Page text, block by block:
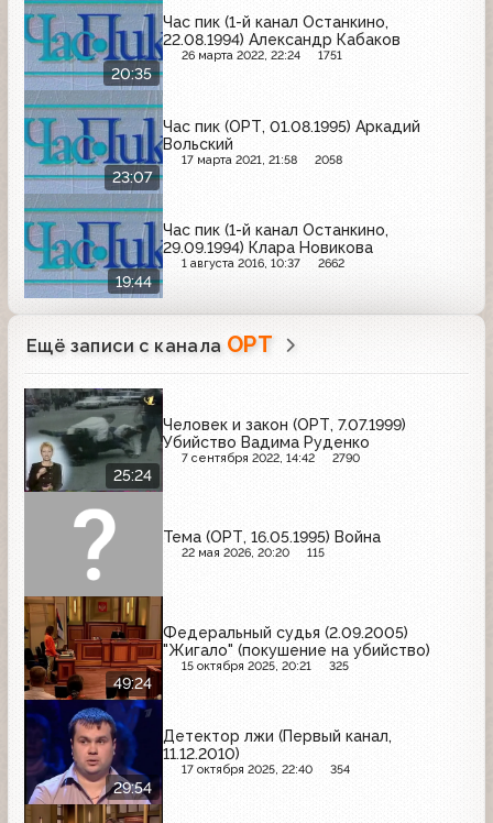
20:35
Час пик (1-й канал Останкино,
22.08.1994) Александр Кабаков
26 марта 2022, 22:24 1751
23:07
Час пик (ОРТ, 01.08.1995) Аркадий
Вольский
17 марта 2021, 21:58 2058
19:44
Час пик (1-й канал Останкино,
29.09.1994) Клара Новикова
1 августа 2016, 10:37 2662
Ещё записи с канала ОРТ
25:24
Человек и закон (ОРТ, 7.07.1999)
Убийство Вадима Руденко
7 сентября 2022, 14:42 2790
Тема (ОРТ, 16.05.1995) Война
22 мая 2026, 20:20 115
49:24
Федеральный судья (2.09.2005)
"Жигало" (покушение на убийство)
15 октября 2025, 20:21 325
29:54
Детектор лжи (Первый канал,
11.12.2010)
17 октября 2025, 22:40 354